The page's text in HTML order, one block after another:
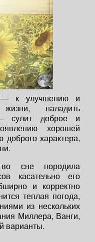
— к улучшению и
наладить
сулит доброе и
хорошей
характера,
сне породила
касательно его
и корректно
теплая погода,
из нескольких
Миллера, Ванги,
варианты.